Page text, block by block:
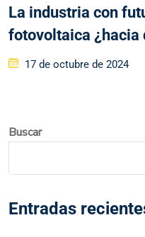
La industria con
fotovoltaica ¿hacia
17 de octubre de 2024
Buscar
Entradas